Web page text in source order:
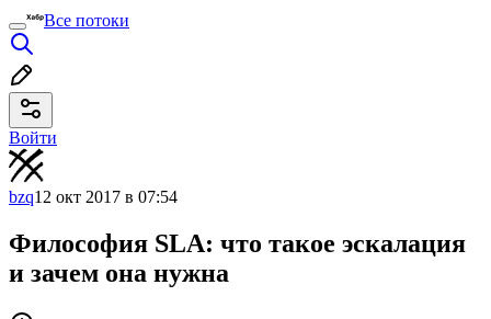
Все потоки
Войти
bzq12 окт 2017 в 07:54
Философия SLA: что такое эскалация
и зачем она нужна